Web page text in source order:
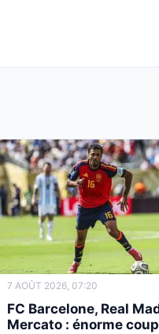
7 AOÛT 2026, 07:20
FC Barcelone, Real
Mercato : énorme